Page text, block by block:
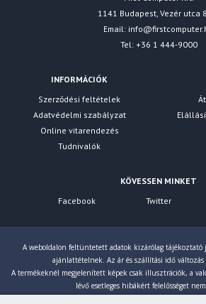
1141 Budapest, Vezér utca
Email:
Tel: +36 1 444-9000
INFORMÁCIÓK
Szerződési feltételek
Adatvédelmi szabályzat
Online vitarendezés
Tudnivalók
KÖVESSEN MINKET
Facebook
Twitter
A weboldalon feltüntetett adatok kizárólag
ajánlattételnek. Az ár és szállítási idő
A termékeknél megjelenített képek csak illusztrációk, a
lévő esetleges hibákért felelősséget
Eltérés esetén a gyártó által megadott paraméterek